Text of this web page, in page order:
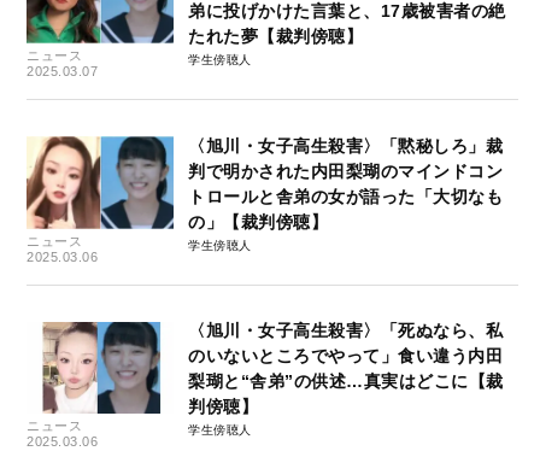
ニュース
2025.03.07
弟に投げかけた言葉と、17歳被害者の絶
たれた夢【裁判傍聴】
学生傍聴人
ニュース
2025.03.06
〈旭川・女子高生殺害〉「黙秘しろ」裁
判で明かされた内田梨瑚のマインドコン
トロールと舎弟の女が語った「大切なも
の」【裁判傍聴】
学生傍聴人
ニュース
2025.03.06
〈旭川・女子高生殺害〉「死ぬなら、私
のいないところでやって」食い違う内田
梨瑚と“舎弟”の供述…真実はどこに【裁
判傍聴】
学生傍聴人